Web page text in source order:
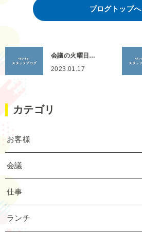
ブログトップへ
会議の火曜日…
2023.01.17
カテゴリ
お客様
会議
仕事
ランチ